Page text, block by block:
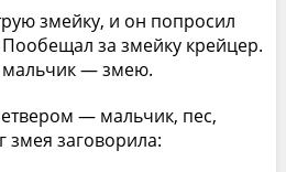
змейку, и он попросил
за змейку крейцер.
мальчик — змею.
— мальчик, пес,
змея заговорила: